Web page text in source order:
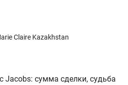
Claire Kazakhstan
Jacobs: сумма сделки, судьба